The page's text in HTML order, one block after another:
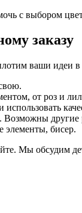
с выбором
заказу
ваши идеи в
от роз и
Возможны другие
элементы, бисер.
Мы обсудим